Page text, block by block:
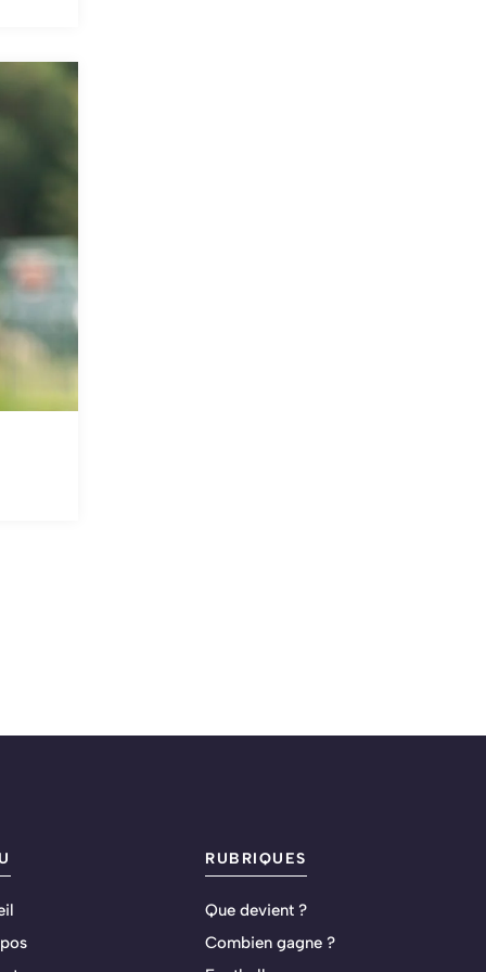
RUBRIQUES
Que devient ?
Combien gagne ?